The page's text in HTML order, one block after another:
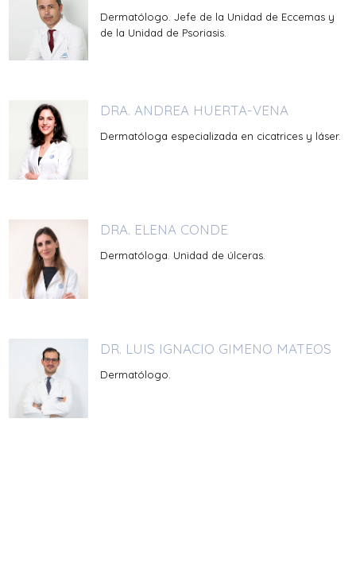
Dermatólogo. Jefe de la Unidad de Eccemas y
de la Unidad de Psoriasis.
DRA. ANDREA HUERTA-VENA
Dermatóloga especializada en cicatrices y láser.
DRA. ELENA CONDE
Dermatóloga. Unidad de úlceras.
DR. LUIS IGNACIO GIMENO MATEOS
Dermatólogo.